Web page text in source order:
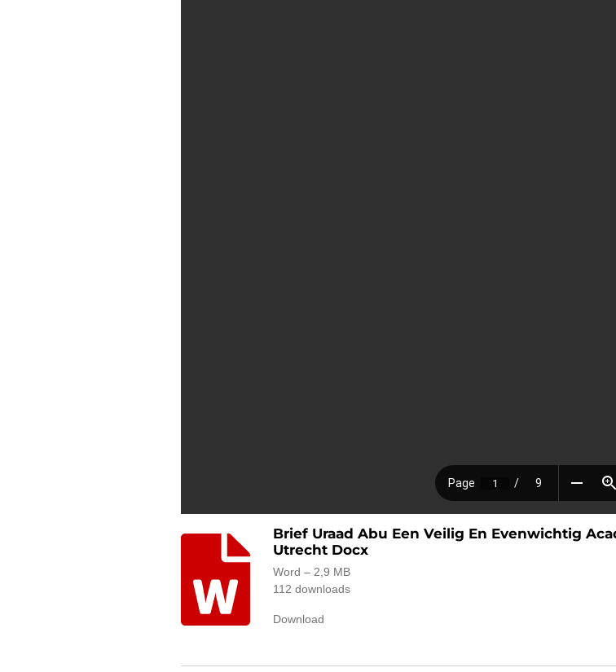
Brief Uraad Abu Een Veilig En Evenwichtig
Utrecht Docx
Word – 2,9 MB
112 downloads
Download